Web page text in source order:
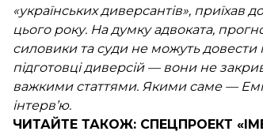
«українських диверсантів», приїхав
цього року. На думку адвоката,
силовики та суди не можуть довести
підготовці диверсій — вони не
важкими статтями. Якими саме —
інтерв’ю.
ЧИТАЙТЕ ТАКОЖ: СПЕЦПРОЕКТ